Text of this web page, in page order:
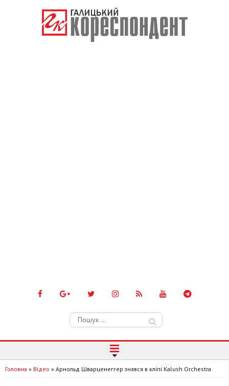
Пошук:
Головна » Відео » Арнольд Шварценеггер знявся в кліпі Kalush Orchestra